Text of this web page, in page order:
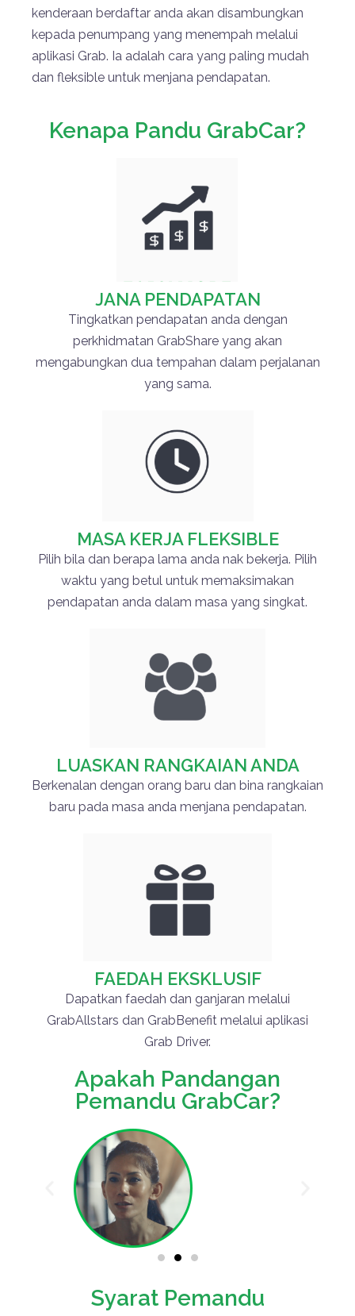
kenderaan berdaftar anda akan disambungkan
kepada penumpang yang menempah melalui
aplikasi Grab. Ia adalah cara yang paling mudah
dan fleksible untuk menjana pendapatan.
Kenapa Pandu GrabCar?
JANA PENDAPATAN
Tingkatkan pendapatan anda dengan
perkhidmatan GrabShare yang akan
mengabungkan dua tempahan dalam perjalanan
yang sama.
MASA KERJA FLEKSIBLE
Pilih bila dan berapa lama anda nak bekerja. Pilih
waktu yang betul untuk memaksimakan
pendapatan anda dalam masa yang singkat.
LUASKAN RANGKAIAN ANDA
Berkenalan dengan orang baru dan bina rangkaian
baru pada masa anda menjana pendapatan.
FAEDAH EKSKLUSIF
Dapatkan faedah dan ganjaran melalui
GrabAllstars dan GrabBenefit melalui aplikasi
Grab Driver.
Apakah Pandangan
Pemandu GrabCar?
Syarat Pemandu